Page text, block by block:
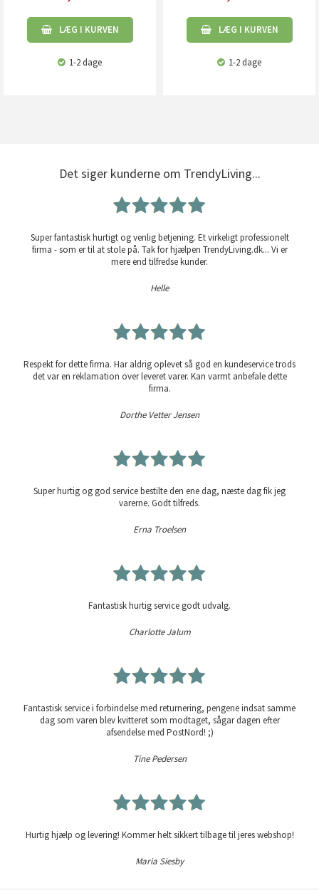
LÆG I KURVEN
1-2 dage
LÆG I KURVEN
1-2 dage
Det siger kunderne om TrendyLiving...
Super fantastisk hurtigt og venlig betjening. Et virkeligt professionelt
firma - som er til at stole på. Tak for hjælpen TrendyLiving.dk... Vi er
mere end tilfredse kunder.
Helle
Respekt for dette firma. Har aldrig oplevet så god en kundeservice trods
det var en reklamation over leveret varer. Kan varmt anbefale dette
firma.
Dorthe Vetter Jensen
Super hurtig og god service bestilte den ene dag, næste dag fik jeg
varerne. Godt tilfreds.
Erna Troelsen
Fantastisk hurtig service godt udvalg.
Charlotte Jalum
Fantastisk service i forbindelse med returnering, pengene indsat samme
dag som varen blev kvitteret som modtaget, sågar dagen efter
afsendelse med PostNord! ;)
Tine Pedersen
Hurtig hjælp og levering! Kommer helt sikkert tilbage til jeres webshop!
Maria Siesby